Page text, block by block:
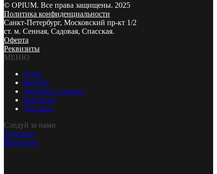
© OPIUM. Все права защищены. 2025
Политика конфиденциальности
Санкт-Петербург, Московский пр-кт 1/2
ст. м. Сенная, Садовая, Спасская.
Оферта
Реквизиты
МЕНЮ
О нас
Каталог
Доставка и оплата
Контакты
Доставка
Следуй за нами
Телеграм
Вконтакте